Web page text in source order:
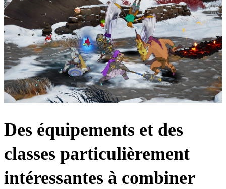
Des équipements et des
classes particulièrement
intéressantes à combiner